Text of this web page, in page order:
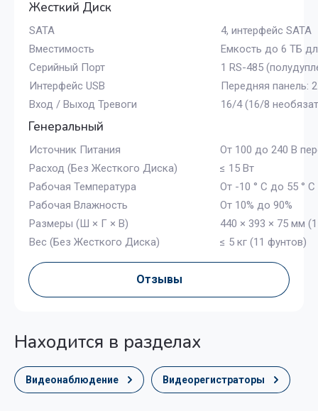
Жесткий Диск
SATA
4, интерфейс SATA
Вместимость
Емкость до 6 ТБ
Серийный Порт
1 RS-485
Интерфейс USB
Передняя панель:
Вход / Выход Тревоги
16/4 (16/8
Генеральный
Источник Питания
От 100 до 240 В
Расход (Без Жесткого Диска)
≤ 15 Вт
Рабочая Температура
От -10 ° C до 55 °
Рабочая Влажность
От 10% до 90%
Размеры (Ш × Г × В)
440 × 393 × 75 мм
Вес (Без Жесткого Диска)
≤ 5 кг (11 фунтов)
Отзывы
Находится в разделах
Видеонаблюдение Видеорегистраторы